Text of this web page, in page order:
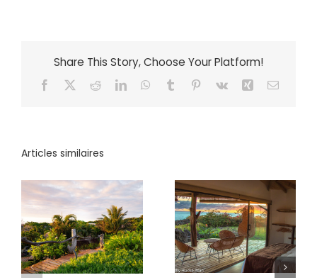
Share This Story, Choose Your Platform!
Facebook RedditLinkedInWhatsApp
Tumblr Pinterest
Vk Xing Email
Articles similaires